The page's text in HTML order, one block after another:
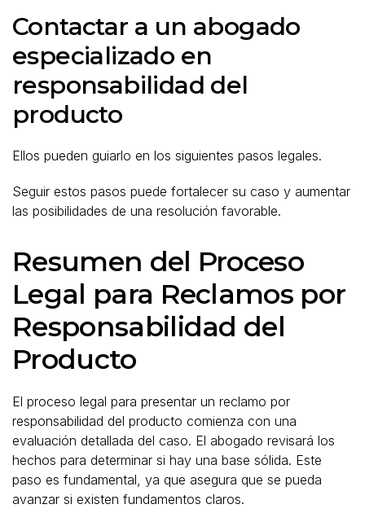
Contactar a un abogado
especializado en
responsabilidad del
producto
Ellos pueden guiarlo en los siguientes pasos legales.
Seguir estos pasos puede fortalecer su caso y aumentar
las posibilidades de una resolución favorable.
Resumen del Proceso
Legal para Reclamos por
Responsabilidad del
Producto
El proceso legal para presentar un reclamo por
responsabilidad del producto comienza con una
evaluación detallada del caso. El abogado revisará los
hechos para determinar si hay una base sólida. Este
paso es fundamental, ya que asegura que se pueda
avanzar si existen fundamentos claros.